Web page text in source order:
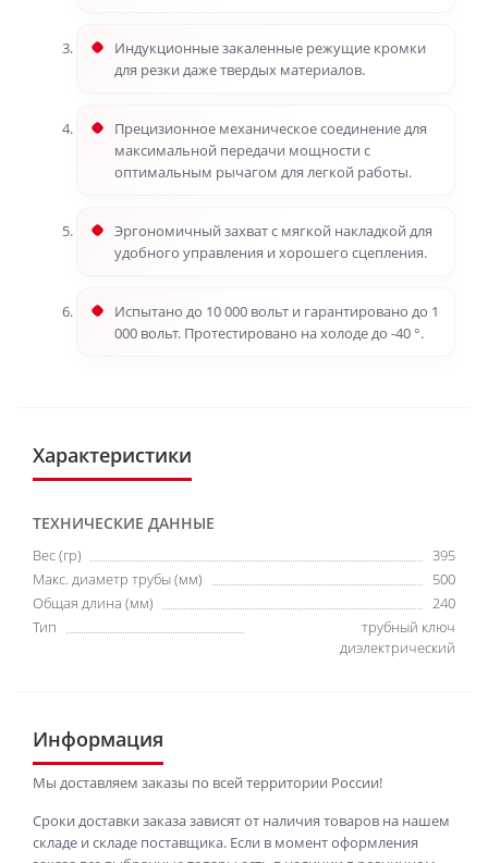
Индукционные закаленные режущие кромки
для резки даже твердых материалов.
Прецизионное механическое соединение для
максимальной передачи мощности с
оптимальным рычагом для легкой работы.
Эргономичный захват с мягкой накладкой для
удобного управления и хорошего сцепления.
Испытано до 10 000 вольт и гарантировано до 1
000 вольт. Протестировано на холоде до -40 °.
Характеристики
ТЕХНИЧЕСКИЕ ДАННЫЕ
Вес (гр)
395
Макс. диаметр трубы (мм)
500
Общая длина (мм)
240
Тип
трубный ключ
диэлектрический
Информация
Мы доставляем заказы по всей территории России!
Сроки доставки заказа зависят от наличия товаров на нашем
складе и складе поставщика. Если в момент оформления